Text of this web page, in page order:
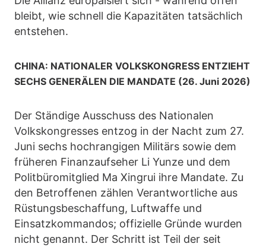
bleibt, wie schnell die Kapazitäten tatsächlich
entstehen.
CHINA: NATIONALER VOLKSKONGRESS ENTZIEHT
SECHS GENERÄLEN DIE MANDATE (26. Juni 2026)
Der Ständige Ausschuss des Nationalen
Volkskongresses entzog in der Nacht zum 27.
Juni sechs hochrangigen Militärs sowie dem
früheren Finanzaufseher Li Yunze und dem
Politbüromitglied Ma Xingrui ihre Mandate. Zu
den Betroffenen zählen Verantwortliche aus
Rüstungsbeschaffung, Luftwaffe und
Einsatzkommandos; offizielle Gründe wurden
nicht genannt. Der Schritt ist Teil der seit